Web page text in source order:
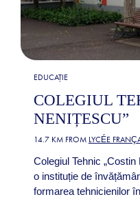
EDUCAȚIE
COLEGIUL
NENIȚESCU”
14.7 KM FROM LYCÉE
Colegiul Tehnic
o instituție de
formarea tehnicienilor